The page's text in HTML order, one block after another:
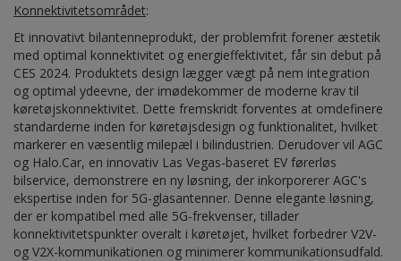
Konnektivitetsområdet:
Et innovativt bilantenneprodukt, der problemfrit forener æstetik
med optimal konnektivitet og energieffektivitet, får sin debut på
CES 2024. Produktets design lægger vægt på nem integration
og optimal ydeevne, der imødekommer de moderne krav til
køretøjskonnektivitet. Dette fremskridt forventes at omdefinere
standarderne inden for køretøjsdesign og funktionalitet, hvilket
markerer en væsentlig milepæl i bilindustrien. Derudover vil AGC
og Halo.Car, en innovativ Las Vegas-baseret EV førerløs
bilservice, demonstrere en ny løsning, der inkorporerer AGC's
ekspertise inden for 5G-glasantenner. Denne elegante løsning,
der er kompatibel med alle 5G-frekvenser, tillader
konnektivitetspunkter overalt i køretøjet, hvilket forbedrer V2V-
og V2X-kommunikationen og minimerer kommunikationsudfald.